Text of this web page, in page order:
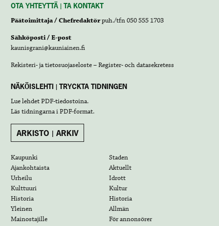
OTA YHTEYTTÄ | TA KONTAKT
Päätoimittaja / Chefredaktörpuh./tfn 050 555 1703
Sähköposti / E-post
kaunisgrani@kauniainen.fi
Rekisteri- ja tietosuojaseloste – Register- och datasekretess
NÄKÖISLEHTI | TRYCKTA TIDNINGEN
Lue lehdetPDF-tiedostoina.
Läs tidningarna iPDF-format.
ARKISTO | ARKIV
Kaupunki
Staden
Ajankohtaista
Aktuellt
Urheilu
Idrott
Kulttuuri
Kultur
Historia
Historia
Yleinen
Allmän
Mainostajille
För annonsörer